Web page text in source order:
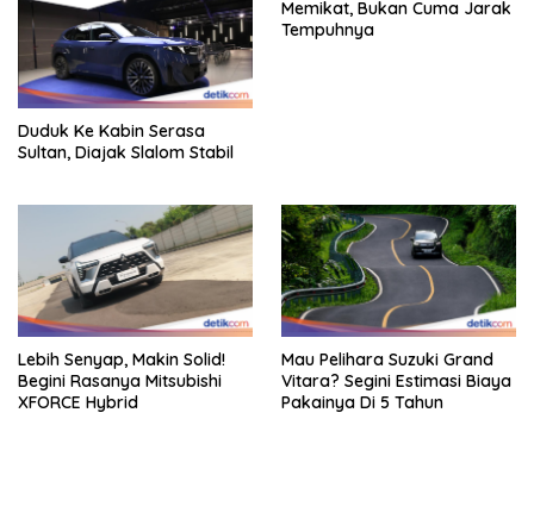
Duduk Ke Kabin Serasa
Sultan, Diajak Slalom Stabil
Memikat, Bukan Cuma Jarak
Tempuhnya
Lebih Senyap, Makin Solid!
Begini Rasanya Mitsubishi
XFORCE Hybrid
Mau Pelihara Suzuki Grand
Vitara? Segini Estimasi Biaya
Pakainya Di 5 Tahun